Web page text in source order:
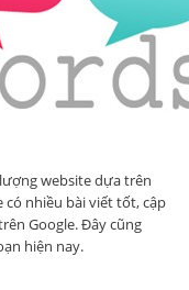
website dựa trên
nhiều bài viết tốt, cập
Google. Đây cũng
hiện nay.